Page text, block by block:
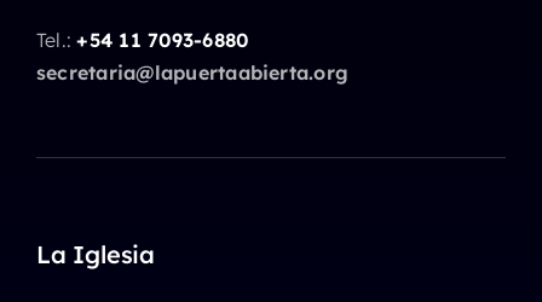
Tel.:+54 11 7093-6880
secretaria@lapuertaabierta.org
La Iglesia